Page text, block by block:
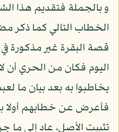
و بالجملة فتقديم هذا
الخطاب التالي كما ذكر
قصة البقرة غير مذكورة في
اليوم فكان من الحري أن
يخاطبوا به بعد بيان ما
فأعرض عن خطابهم أولا
تثبيت الأصل، عاد إلى